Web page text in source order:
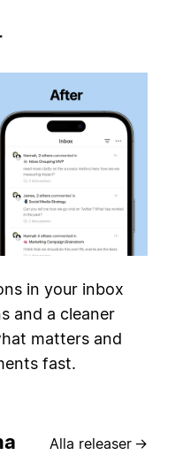
in your inbox
and a cleaner
matters and
fast.
Alla releaser →